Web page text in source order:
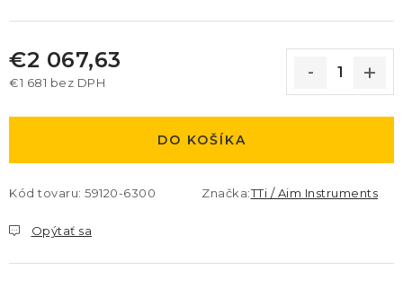
€2 067,63
€1 681 bez DPH
DO KOŠÍKA
Kód tovaru: 59120-6300 Značka:TTi / Aim Instruments
Opýtať sa